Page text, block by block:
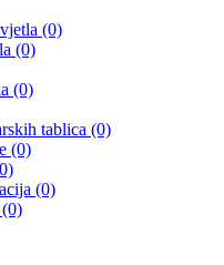
(0)
(0)
(0)
tablica (0)
(0)
(0)
(0)